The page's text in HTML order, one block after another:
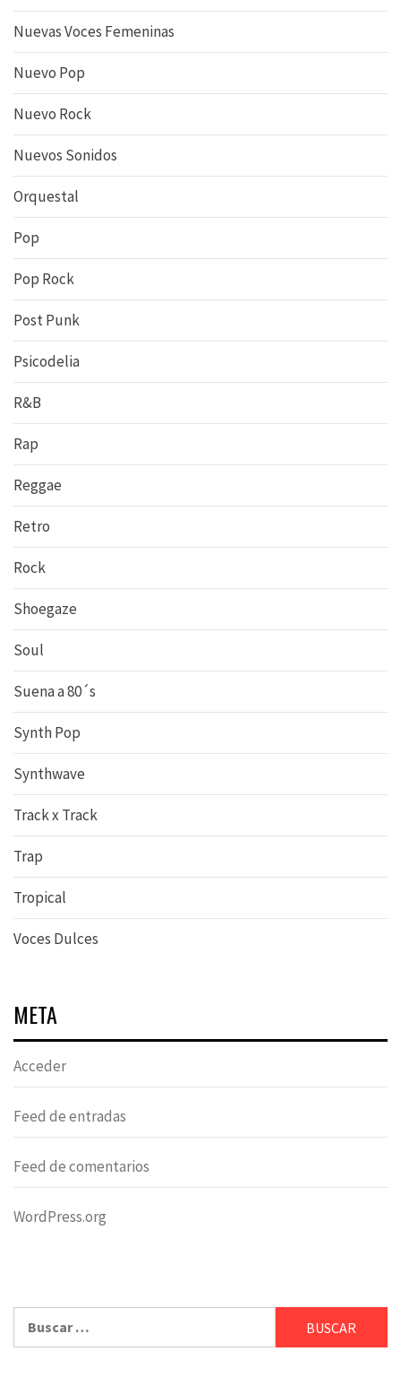
Nuevas Voces Femeninas
Nuevo Pop
Nuevo Rock
Nuevos Sonidos
Orquestal
Pop
Pop Rock
Post Punk
Psicodelia
R&B
Rap
Reggae
Retro
Rock
Shoegaze
Soul
Suena a 80´s
Synth Pop
Synthwave
Track x Track
Trap
Tropical
Voces Dulces
META
Acceder
Feed de entradas
Feed de comentarios
WordPress.org